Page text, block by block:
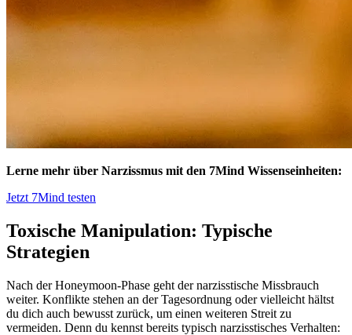
Lerne mehr über Narzissmus mit den 7Mind Wissenseinheiten:
Jetzt 7Mind testen
Toxische Manipulation: Typische
Strategien
Nach der Honeymoon-Phase geht der narzisstische Missbrauch
weiter. Konflikte stehen an der Tagesordnung oder vielleicht hältst
du dich auch bewusst zurück, um einen weiteren Streit zu
vermeiden. Denn du kennst bereits typisch narzisstisches Verhalten: